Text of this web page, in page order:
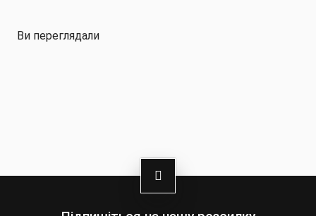
Ви переглядали